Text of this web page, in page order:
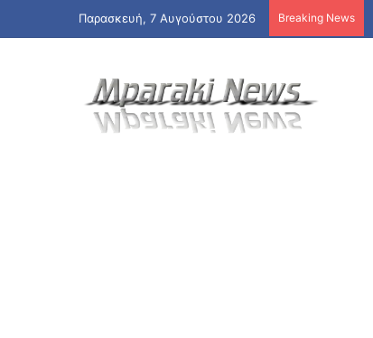
Παρασκευή, 7 Αυγούστου 2026 Breaking News